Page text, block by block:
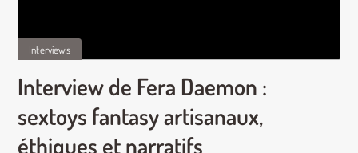
Interviews
Interview de Fera Daemon :
sextoys fantasy artisanaux,
éthiques et narratifs